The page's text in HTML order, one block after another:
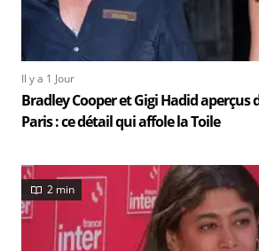
Il y a 1 Jour
Bradley Cooper et Gigi Hadid aperçus
Paris : ce détail qui affole la Toile
2 min